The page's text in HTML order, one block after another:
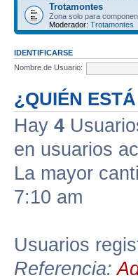
Trotamontes
Zona solo para
Moderador: Trotamontes
IDENTIFICARSE
Nombre de Usuario:
¿QUIÉN
Hay 4
en usuarios
La mayor
7:10 am
Usuarios
Referencia: